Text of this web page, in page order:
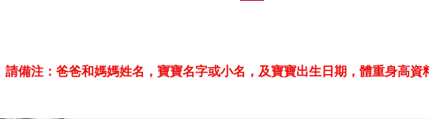
請備注：爸爸和媽媽姓名，寶寶名字或小名，及寶寶出生日期，體重身高資